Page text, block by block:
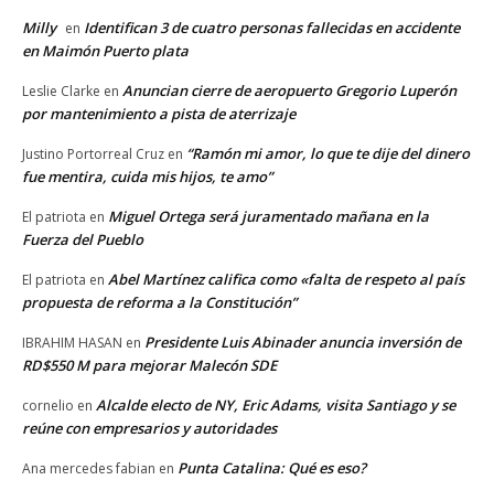
Milly en Identifican 3 de cuatro personas fallecidas en accidente
en Maimón Puerto plata
Leslie Clarke en Anuncian cierre de aeropuerto Gregorio Luperón
por mantenimiento a pista de aterrizaje
Justino Portorreal Cruz en “Ramón mi amor, lo que te dije del dinero
fue mentira, cuida mis hijos, te amo”
El patriota en Miguel Ortega será juramentado mañana en la
Fuerza del Pueblo
El patriota en Abel Martínez califica como «falta de respeto al país
propuesta de reforma a la Constitución”
IBRAHIM HASAN en Presidente Luis Abinader anuncia inversión de
RD$550 M para mejorar Malecón SDE
cornelio en Alcalde electo de NY, Eric Adams, visita Santiago y se
reúne con empresarios y autoridades
Ana mercedes fabian en Punta Catalina: Qué es eso?